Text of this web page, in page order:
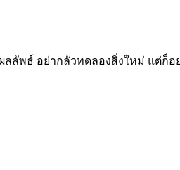
พธ์ อย่ากลัวทดลองสิ่งใหม่ แต่ก็อ